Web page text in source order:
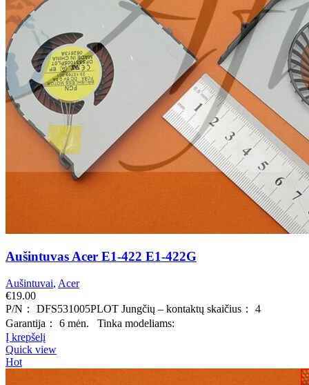
Aušintuvas Acer E1-422 E1-422G
Aušintuvai, Acer
€19.00
P/N： DFS531005PLOT Jungčių – kontaktų skaičius： 4
Garantija： 6 mėn. Tinka modeliams:
Į krepšelį
Quick view
Hot